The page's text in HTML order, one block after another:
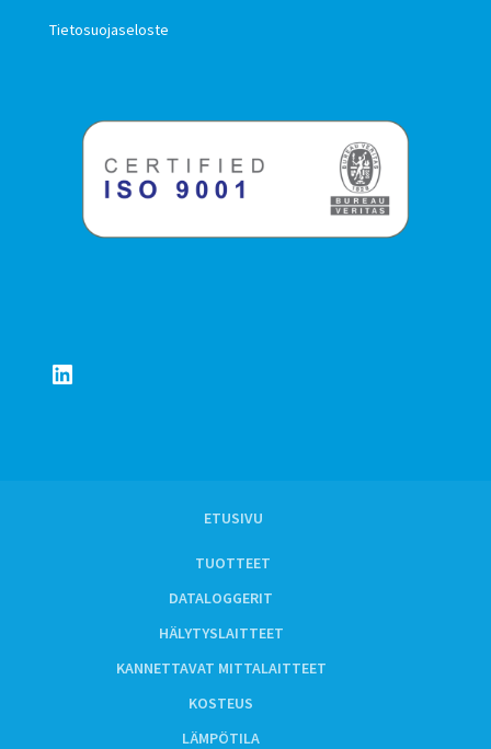
Tietosuojaseloste
LinkedIn
ETUSIVU
TUOTTEET
DATALOGGERIT
HÄLYTYSLAITTEET
KANNETTAVAT MITTALAITTEET
KOSTEUS
LÄMPÖTILA